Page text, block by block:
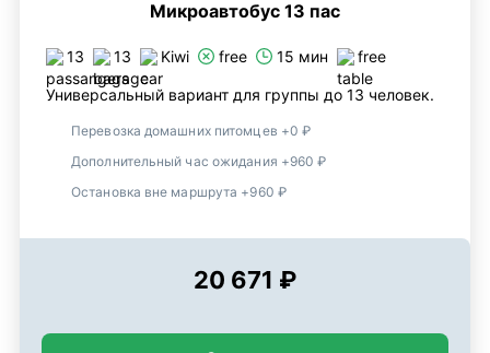
Микроавтобус 13 пас
13 13 Kiwi free 15 мин free
Универсальный вариант для группы до 13 человек.
Перевозка домашних питомцев +0 ₽
Дополнительный час ожидания +960 ₽
Остановка вне маршрута +960 ₽
20 671 ₽